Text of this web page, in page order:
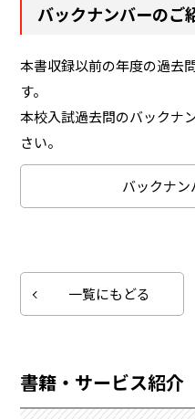
バックナンバーのご
本書収録以前の年度の過去
す。
本校入試過去問のバックナ
さい。
バックナン
一覧にもどる
書籍・サービス紹介